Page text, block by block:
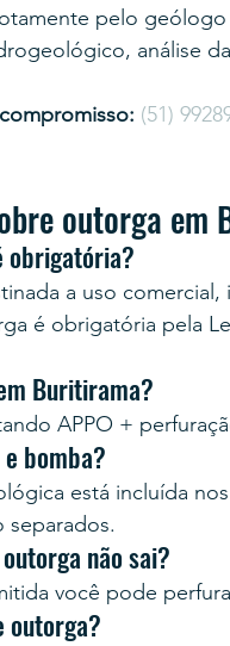
pelo geólogo
análise
(51)
outorga em
obrigatória?
a uso
é obrigatória pela
Buritirama?
APPO +
bomba?
está incluída
separados.
não sai?
você pode
outorga?